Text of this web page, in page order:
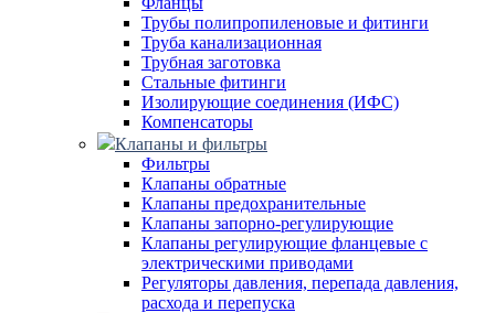
Трубы полипропиленовые и фитинги
Труба канализационная
Трубная заготовка
Стальные фитинги
Изолирующие соединения (ИФС)
Компенсаторы
Клапаны и фильтры
Фильтры
Клапаны обратные
Клапаны предохранительные
Клапаны запорно-регулирующие
Клапаны регулирующие фланцевые с
электрическими приводами
Регуляторы давления, перепада давления,
расхода и перепуска